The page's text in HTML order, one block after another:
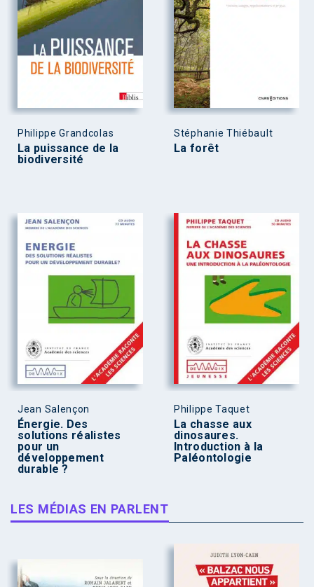
Philippe Grandcolas
La puissance de la
biodiversité
Stéphanie Thiébault
La forêt
Jean Salençon
Énergie. Des
solutions réalistes
pour un
développement
durable ?
Philippe Taquet
La chasse aux
dinosaures.
Introduction à la
Paléontologie
LES MÉDIAS EN PARLENT